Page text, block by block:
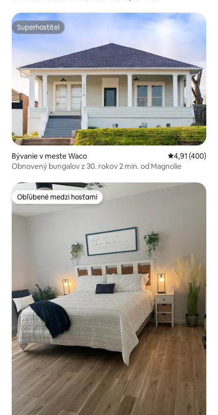
Superhostiteľ
Superhostiteľ
Bývanie v meste Waco Priemerné
4,91 (400)
Obnovený bungalov z 30. rokov 2 min. od Magnolie
Obľúbené medzi hosťami
Obľúbené medzi hosťami